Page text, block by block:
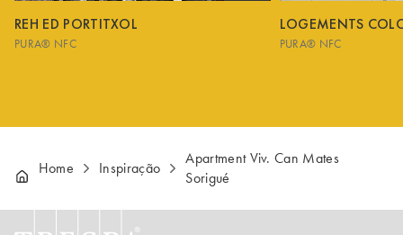
REH ED PORTITXOL
PURA® NFC
LOGEMENTS
PURA® NFC
Home Inspiração
Apartment Viv. Can Mates
Sorigué